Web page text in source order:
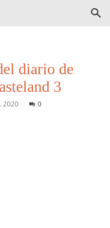
diario de
3
2020 0